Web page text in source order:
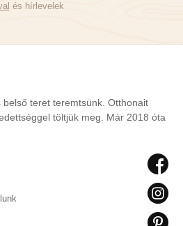
és hírlevelek
teret teremtsünk. Otthonait
töltjük meg. Már 2018 óta